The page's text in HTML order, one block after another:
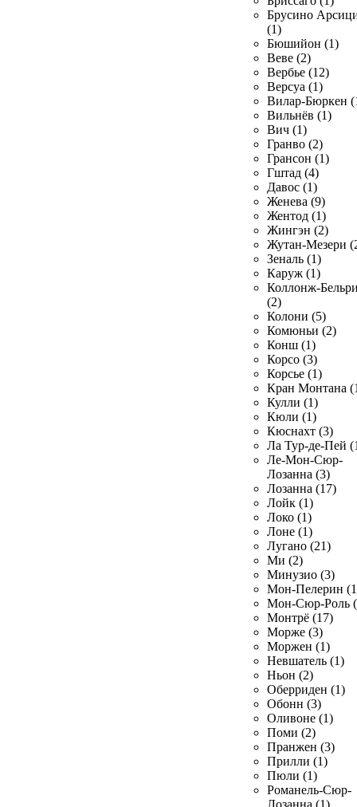
Брусино
(1)
Бюшийон (1)
Веве (2)
Вербье (12)
Версуа (1)
Вилар-Бюркен
Вильнёв (1)
Вич (1)
Гранво (2)
Грансон (1)
Гштад (4)
Давос (1)
Женева (9)
Жентод (1)
Жингэн (2)
Жутан-Мезери
Зеналь (1)
Каруж (1)
Коллонж-
(2)
Колони (5)
Комюньи (2)
Конш (1)
Корсо (3)
Корсье (1)
Кран Монтана
Кулли (1)
Кюли (1)
Кюснахт (3)
Ла Тур-де-Пей
Ле-Мон-Сюр-
Лозанна (3)
Лозанна (17)
Лойк (1)
Локо (1)
Лоне (1)
Лугано (21)
Ми (2)
Минузио (3)
Мон-Пелерин
Мон-Сюр-Роль
Монтрё (17)
Морже (3)
Моржен (1)
Невшатель (1)
Ньон (2)
Оберриден (1)
Обонн (3)
Оливоне (1)
Поми (2)
Пранжен (3)
Прилли (1)
Пюли (1)
Романель-Сюр-
Лозанна (1)